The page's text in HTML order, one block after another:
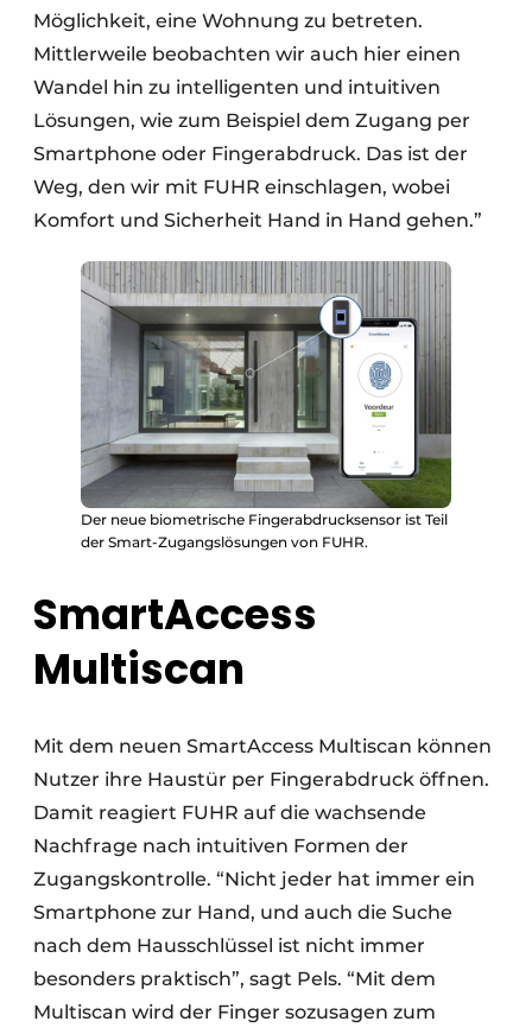
Möglichkeit, eine Wohnung zu betreten.
Mittlerweile beobachten wir auch hier einen
Wandel hin zu intelligenten und intuitiven
Lösungen, wie zum Beispiel dem Zugang per
Smartphone oder Fingerabdruck. Das ist der
Weg, den wir mit FUHR einschlagen, wobei
Komfort und Sicherheit Hand in Hand gehen.”
Der neue biometrische Fingerabdrucksensor ist Teil
der Smart-Zugangslösungen von FUHR.
SmartAccess
Multiscan
Mit dem neuen SmartAccess Multiscan können
Nutzer ihre Haustür per Fingerabdruck öffnen.
Damit reagiert FUHR auf die wachsende
Nachfrage nach intuitiven Formen der
Zugangskontrolle. “Nicht jeder hat immer ein
Smartphone zur Hand, und auch die Suche
nach dem Hausschlüssel ist nicht immer
besonders praktisch”, sagt Pels. “Mit dem
Multiscan wird der Finger sozusagen zum